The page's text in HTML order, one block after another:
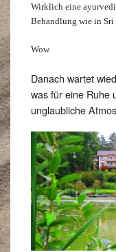
Wirklich eine
Behandlung wie in Sri
Wow.
Danach wartet
was für eine Ruhe
unglaubliche